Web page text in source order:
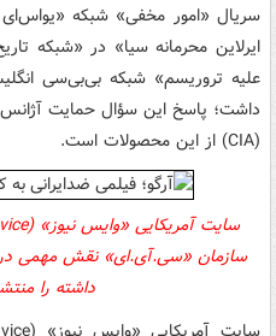
سریال «امور مخفی» شبکه «یواس‌ای
ایرلاین محرمانه سیا» در «شبکه
علیه تروریسم» شبکه بی‌بی‌سی
داشت؛ پاسخ این سؤال حمایت آژانس
(CIA) از این محصولات است.
سایت آمریکایی «وایسنیوز
سازمان «سی.‌آی.ای» نقش مهمی در
داشته را